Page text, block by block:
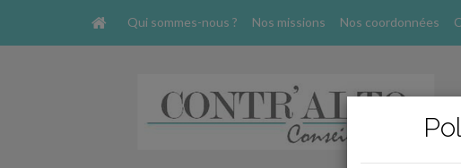
Qui sommes-nous ? Nos missions Nos coordonnées